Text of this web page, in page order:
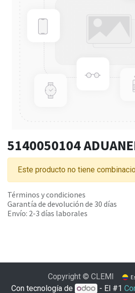
5140050104
Este producto no tiene
Términos y condiciones
Garantía de devolución de 30 días
Envío: 2-3 días laborales
Copyright © CLEMI
Con tecnología de - El #1